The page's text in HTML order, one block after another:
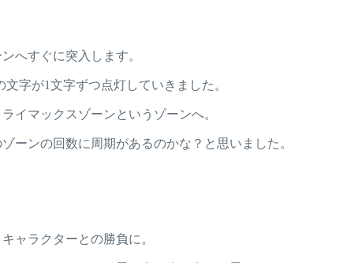
へすぐに突入します。
文字が1文字ずつ点灯していきました。
イマックスゾーンというゾーンへ。
ーンの回数に周期があるのかな？と思いました。
キャラクターとの勝負に。